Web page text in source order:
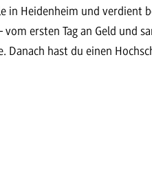
in Heidenheim und verdient
ersten Tag an Geld und
Danach hast du einen